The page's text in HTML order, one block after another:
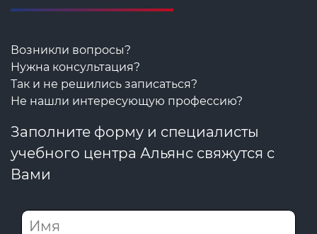
Возникли вопросы?
Нужна консультация?
Так и не решились записаться?
Не нашли интересующую профессию?
Заполните форму и специалисты
учебного центра Альянс свяжутся с
Вами